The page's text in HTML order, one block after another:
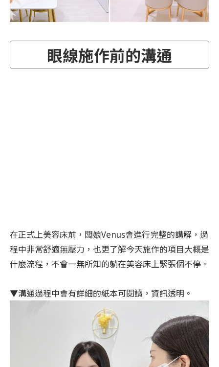
眼線施作前的溝通
在正式上美容床前，闆娘Venus會進行完整的講解，過
程中非常舒適無壓力，也更了解今天施作的項目大概是
什麼流程，不會一無所知的躺在美容床上緊張個不停。
▼溝通過程中會有詳細的紙本可閱讀，資訊透明。